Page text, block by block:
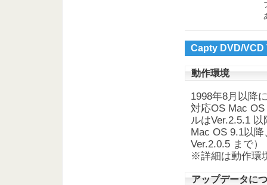
Capty DVD/VCD
動作環境
1998年8月以降
対応OS Mac
ルはVer.2.5.1 以
Mac OS 9.1以
Ver.2.0.5 まで）
※詳細は動作環
アップデータに